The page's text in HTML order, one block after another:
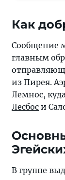
Как
Сообщение
главным
из Пирея.
Лемнос,
Лесбос и
В группе